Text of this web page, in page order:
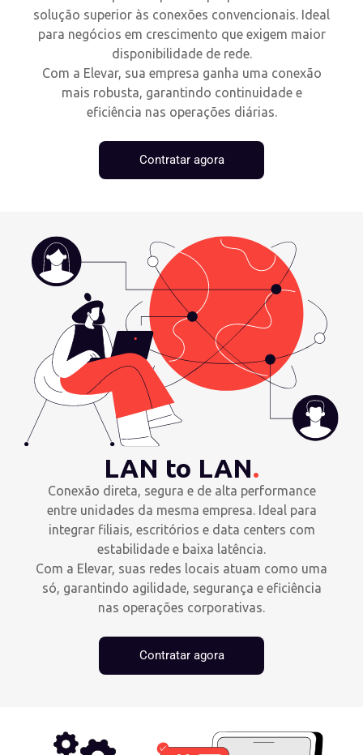
solução superior às conexões convencionais. Ideal
para negócios em crescimento que exigem maior
disponibilidade de rede.
Com a Elevar, sua empresa ganha uma conexão
mais robusta, garantindo continuidade e
eficiência nas operações diárias.
Contratar agora
LAN to LAN.
Conexão direta, segura e de alta performance
entre unidades da mesma empresa. Ideal para
integrar filiais, escritórios e data centers com
estabilidade e baixa latência.
Com a Elevar, suas redes locais atuam como uma
só, garantindo agilidade, segurança e eficiência
nas operações corporativas.
Contratar agora